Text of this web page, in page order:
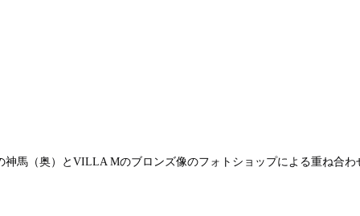
神馬（奥）とVILLA Mのブロンズ像のフォトショップによる重ね合わ